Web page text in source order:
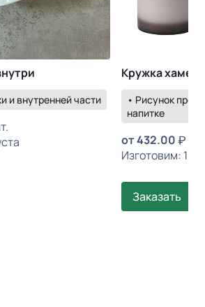
и внутренней части
Кружка
• Рисунок
напитке
от432.00
Изготовим: 18
Заказать